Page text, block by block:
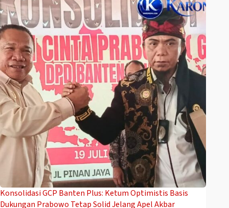
Konsolidasi GCP Banten Plus: Ketum Optimistis Basis
Dukungan Prabowo Tetap Solid Jelang Apel Akbar